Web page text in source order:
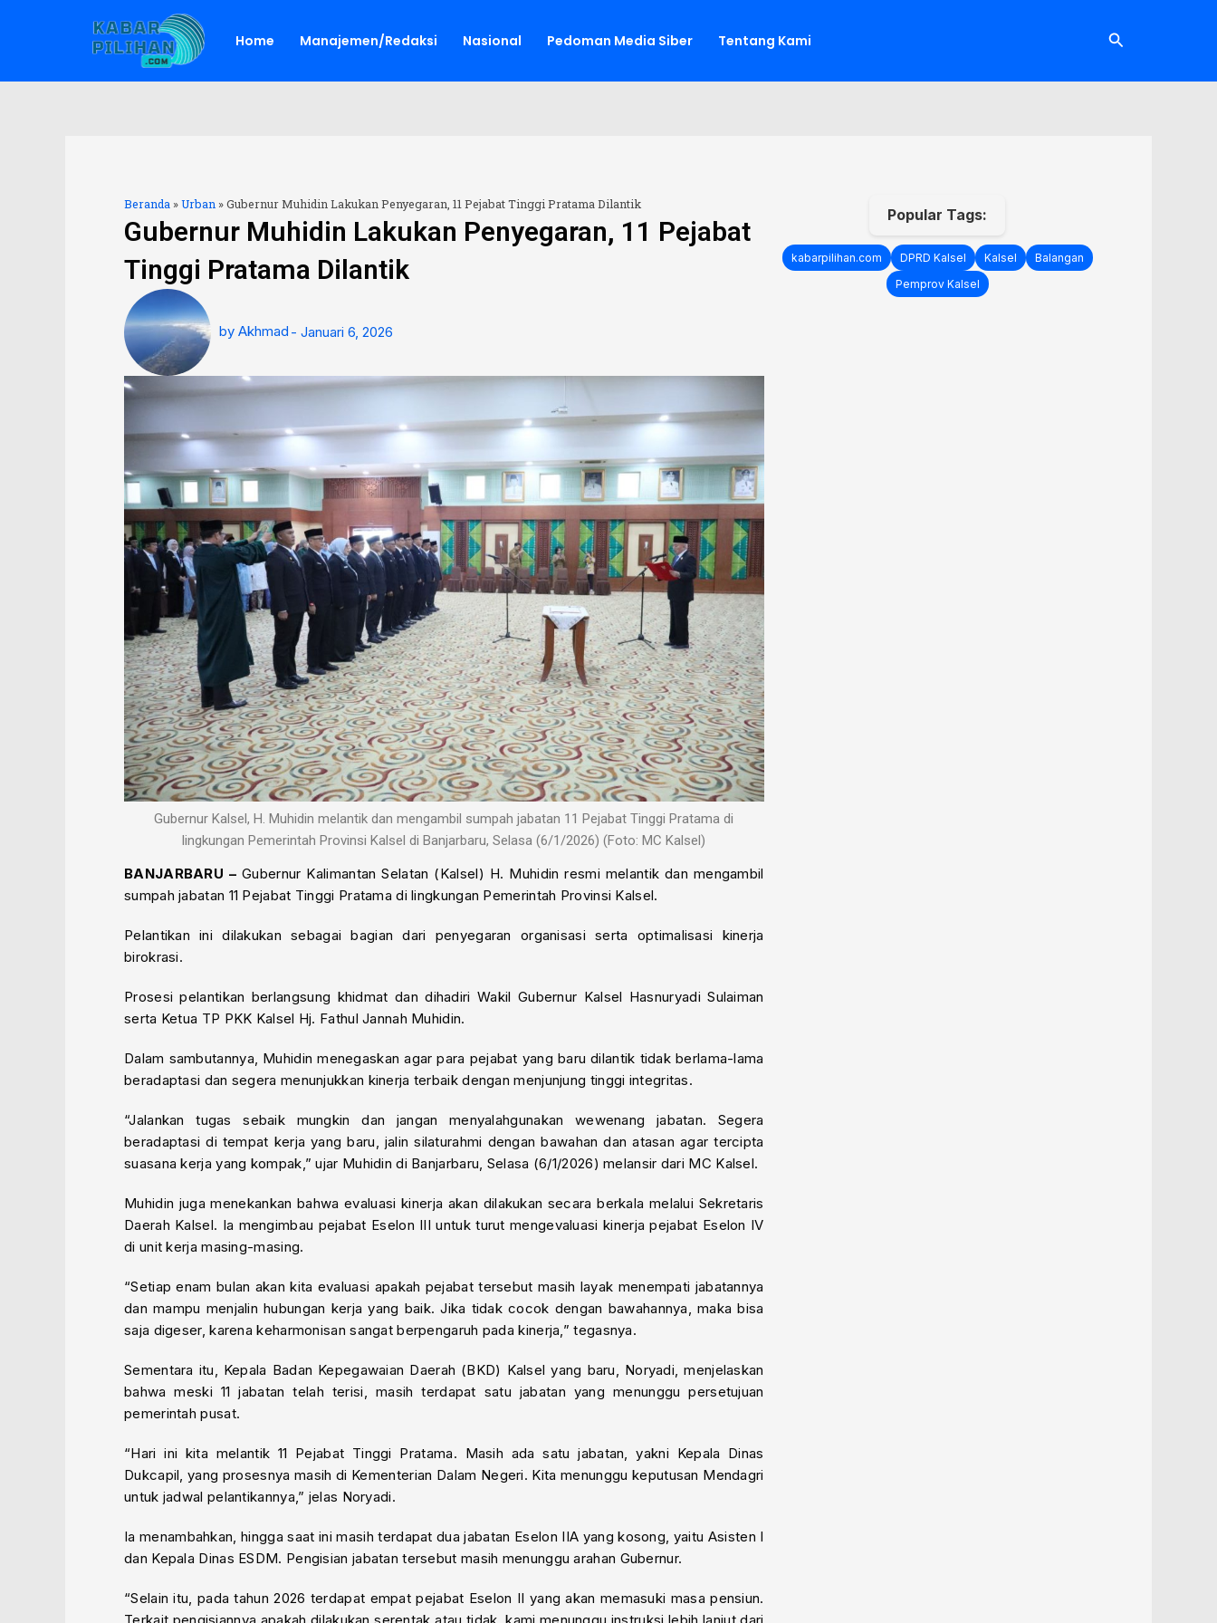
Home Manajemen/Redaksi Nasional Pedoman Media Siber Tentang Kami Cari
Beranda »Urban »Gubernur Muhidin Lakukan Penyegaran, 11 Pejabat Tinggi Pratama Dilantik
Gubernur Muhidin Lakukan Penyegaran, 11 Pejabat
Tinggi Pratama Dilantik
by Akhmad - Januari 6, 2026
Gubernur Kalsel, H. Muhidin melantik dan mengambil sumpah jabatan 11 Pejabat Tinggi Pratama di
lingkungan Pemerintah Provinsi Kalsel di Banjarbaru, Selasa (6/1/2026) (Foto: MC Kalsel)
BANJARBARU – Gubernur Kalimantan Selatan (Kalsel) H. Muhidin resmi melantik dan mengambil
sumpah jabatan 11 Pejabat Tinggi Pratama di lingkungan Pemerintah Provinsi Kalsel.
Pelantikan ini dilakukan sebagai bagian dari penyegaran organisasi serta optimalisasi kinerja
birokrasi.
Prosesi pelantikan berlangsung khidmat dan dihadiri Wakil Gubernur Kalsel Hasnuryadi Sulaiman
serta Ketua TP PKK Kalsel Hj. Fathul Jannah Muhidin.
Dalam sambutannya, Muhidin menegaskan agar para pejabat yang baru dilantik tidak berlama-lama
beradaptasi dan segera menunjukkan kinerja terbaik dengan menjunjung tinggi integritas.
“Jalankan tugas sebaik mungkin dan jangan menyalahgunakan wewenang jabatan. Segera
beradaptasi di tempat kerja yang baru, jalin silaturahmi dengan bawahan dan atasan agar tercipta
suasana kerja yang kompak,” ujar Muhidin di Banjarbaru, Selasa (6/1/2026) melansir dari MC Kalsel.
Muhidin juga menekankan bahwa evaluasi kinerja akan dilakukan secara berkala melalui Sekretaris
Daerah Kalsel. Ia mengimbau pejabat Eselon III untuk turut mengevaluasi kinerja pejabat Eselon IV
di unit kerja masing-masing.
“Setiap enam bulan akan kita evaluasi apakah pejabat tersebut masih layak menempati jabatannya
dan mampu menjalin hubungan kerja yang baik. Jika tidak cocok dengan bawahannya, maka bisa
saja digeser, karena keharmonisan sangat berpengaruh pada kinerja,” tegasnya.
Sementara itu, Kepala Badan Kepegawaian Daerah (BKD) Kalsel yang baru, Noryadi, menjelaskan
bahwa meski 11 jabatan telah terisi, masih terdapat satu jabatan yang menunggu persetujuan
pemerintah pusat.
“Hari ini kita melantik 11 Pejabat Tinggi Pratama. Masih ada satu jabatan, yakni Kepala Dinas
Dukcapil, yang prosesnya masih di Kementerian Dalam Negeri. Kita menunggu keputusan Mendagri
untuk jadwal pelantikannya,” jelas Noryadi.
Ia menambahkan, hingga saat ini masih terdapat dua jabatan Eselon IIA yang kosong, yaitu Asisten I
dan Kepala Dinas ESDM. Pengisian jabatan tersebut masih menunggu arahan Gubernur.
“Selain itu, pada tahun 2026 terdapat empat pejabat Eselon II yang akan memasuki masa pensiun.
Terkait pengisiannya apakah dilakukan serentak atau tidak, kami menunggu instruksi lebih lanjut dari
Popular Tags:
kabarpilihan.com DPRD Kalsel Kalsel
Balangan
Pemprov Kalsel